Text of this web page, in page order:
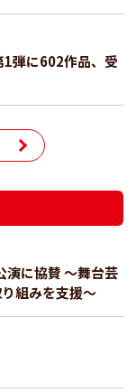
1弾に602作品、受
演に協賛 ～舞台芸
組みを支援～